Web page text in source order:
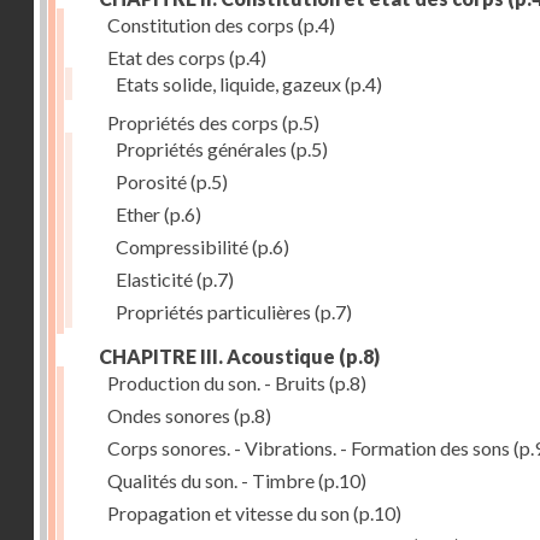
Constitution des corps (p.4)
Etat des corps (p.4)
Etats solide, liquide, gazeux(p.4)
Propriétés des corps (p.5)
Propriétés générales (p.5)
Porosité(p.5)
Ether(p.6)
Compressibilité(p.6)
Elasticité(p.7)
Propriétés particulières (p.7)
CHAPITRE III. Acoustique (p.8)
Production du son. - Bruits (p.8)
Ondes sonores (p.8)
Corps sonores. - Vibrations. - Formation des sons
Qualités du son. - Timbre(p.10)
Propagation et vitesse du son(p.10)